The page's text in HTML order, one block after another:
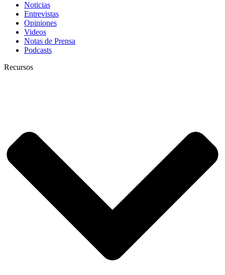
Noticias
Entrevistas
Opiniones
Videos
Notas de Prensa
Podcasts
Recursos